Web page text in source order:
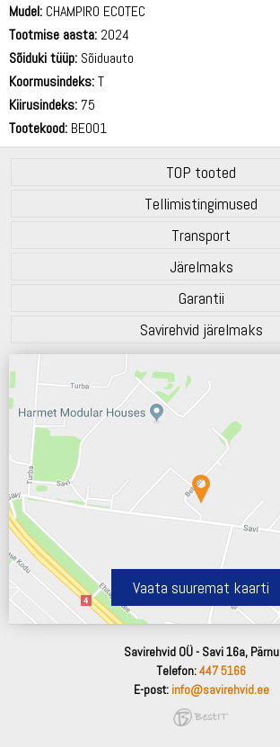
Mudel: CHAMPIRO ECOTEC
Tootmise aasta: 2024
Sõiduki tüüp: Sõiduauto
Koormusindeks:T
Kiirusindeks: 75
Tootekood: BE001
TOP tooted
Tellimistingimused
Transport
Järelmaks
Garantii
Savirehvid järelmaks
Vaata suuremat kaarti
Savirehvid OÜ - Savi 16a, Pärnu
Telefon:447 5166
E-post: info@savirehvid.ee